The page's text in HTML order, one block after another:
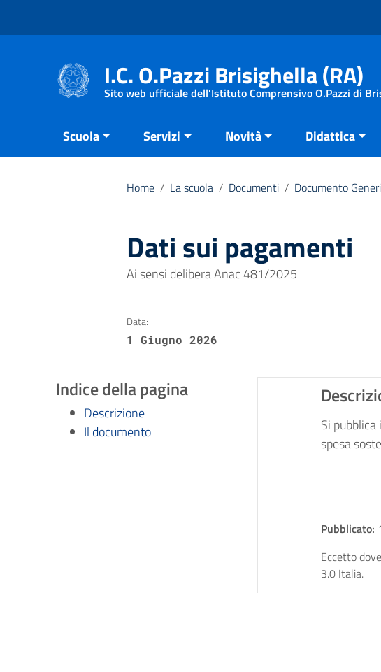
I.C. O.Pazzi Brisighella (RA)
Sito web ufficiale dell'Istituto Comprensivo O.Pazzi di
Scuola Servizi Novità Didattica
Home / La scuola / Documenti / Documento
Dati sui pagamenti
Ai sensi delibera Anac 481/2025
Data:
1 Giugno 2026
Indice della pagina
Descrizione
Il documento
Si
spesa
Pubblicato:
Eccetto
3.0 Italia.